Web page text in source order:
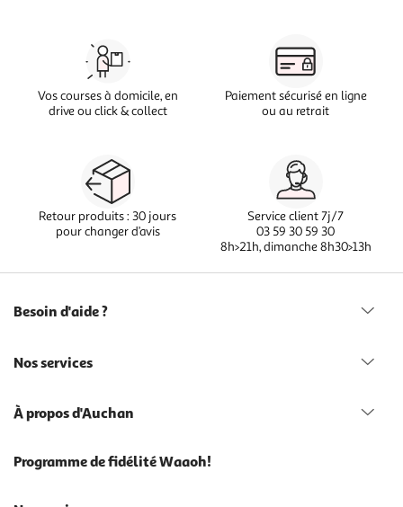
Vos courses à domicile, en
drive ou click & collect
Paiement sécurisé en ligne
ou au retrait
Retour produits : 30 jours
pour changer d’avis
Service client 7j/7
03 59 30 59 30
8h>21h, dimanche 8h30>13h
Besoin d'aide ?
Nos services
À propos d'Auchan
Programme de fidélité Waaoh!